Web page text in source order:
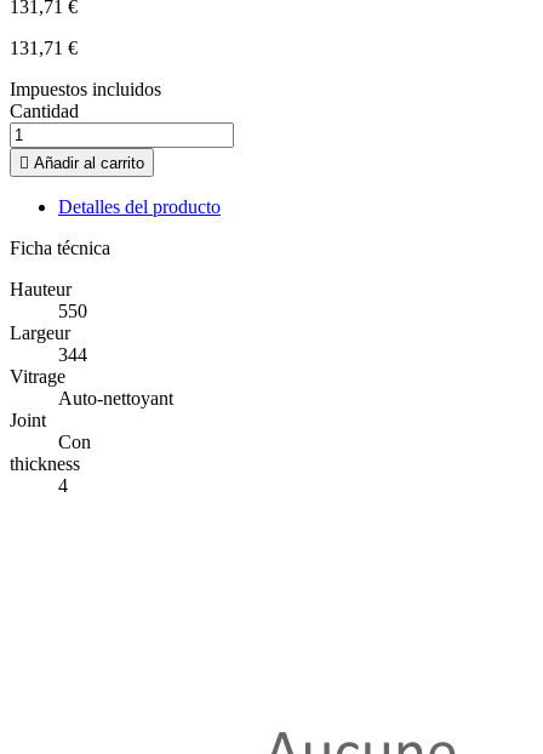
131,71 €
131,71 €
Impuestos incluidos
Cantidad
 Añadir al carrito
Detalles del producto
Ficha técnica
Hauteur
550
Largeur
344
Vitrage
Auto-nettoyant
Joint
Con
thickness
4